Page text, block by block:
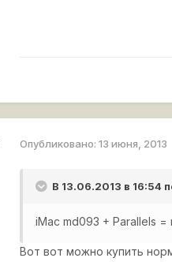
Опубликовано:13 июня, 2013
В 13.06.2013 в 16:54
iMac md093 + Parallels
Вот вот можно купить